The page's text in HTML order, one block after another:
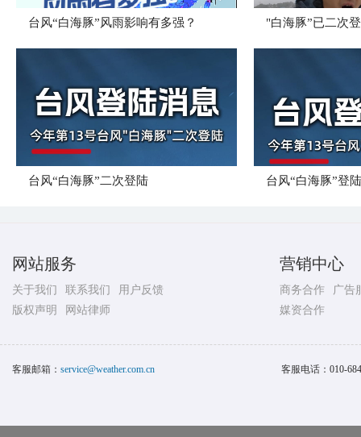
台风“白海豚”风雨影响有多强？ "白海豚”已二次
台风“白海豚”二次登陆 台风“白海豚”登
网站服务
关于我们 联系我们
用户反馈
版权声明
网站律师
营销中心
商务合作
广告
媒资合作
客服邮箱： service@weather.com.cn 客服电话： 010-